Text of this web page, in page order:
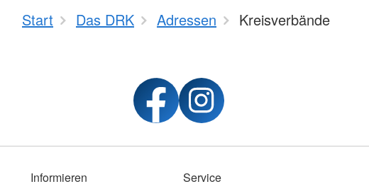
Start Das DRK Adressen Kreisverbände
Informieren Service